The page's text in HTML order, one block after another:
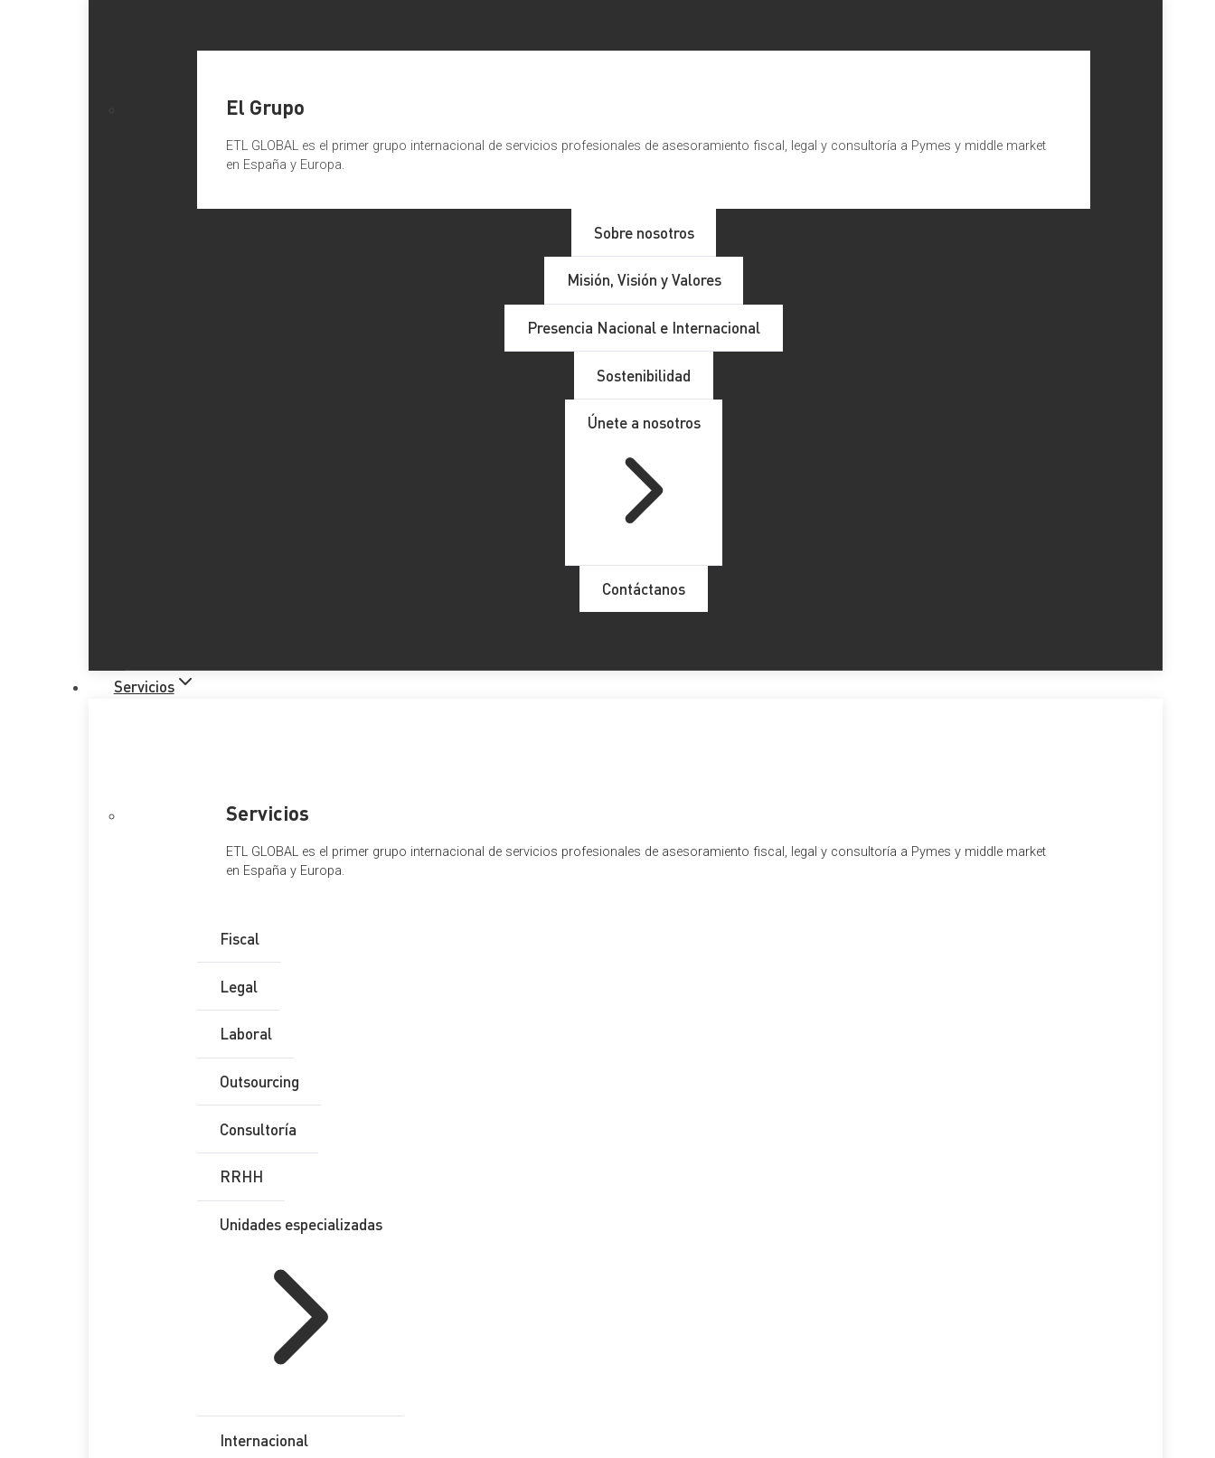
El Grupo
ETL GLOBAL es el primer grupo internacional de servicios profesionales de asesoramiento fiscal, legal y consultoría a Pymes y middle market
en España y Europa.
Sobre nosotros
Misión, Visión y Valores
Presencia Nacional e Internacional
Sostenibilidad
Únete a nosotros
Contáctanos
Servicios
Servicios
ETL GLOBAL es el primer grupo internacional de servicios profesionales de asesoramiento fiscal, legal y consultoría a Pymes y middle market
en España y Europa.
Fiscal
Legal
Laboral
Outsourcing
Consultoría
RRHH
Unidades especializadas
Internacional